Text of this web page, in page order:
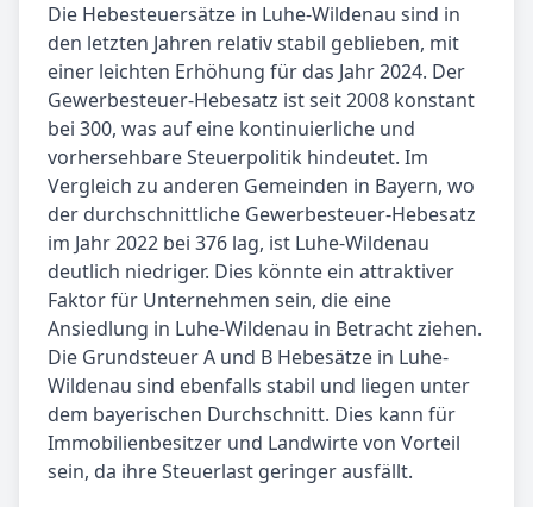
Die Hebesteuersätze in Luhe-Wildenau sind in
den letzten Jahren relativ stabil geblieben, mit
einer leichten Erhöhung für das Jahr 2024. Der
Gewerbesteuer-Hebesatz ist seit 2008 konstant
bei 300, was auf eine kontinuierliche und
vorhersehbare Steuerpolitik hindeutet. Im
Vergleich zu anderen Gemeinden in Bayern, wo
der durchschnittliche Gewerbesteuer-Hebesatz
im Jahr 2022 bei 376 lag, ist Luhe-Wildenau
deutlich niedriger. Dies könnte ein attraktiver
Faktor für Unternehmen sein, die eine
Ansiedlung in Luhe-Wildenau in Betracht ziehen.
Die Grundsteuer A und B Hebesätze in Luhe-
Wildenau sind ebenfalls stabil und liegen unter
dem bayerischen Durchschnitt. Dies kann für
Immobilienbesitzer und Landwirte von Vorteil
sein, da ihre Steuerlast geringer ausfällt.